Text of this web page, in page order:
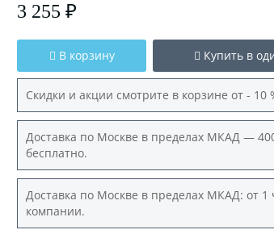
3 255 ₽
В корзину Купить в
Скидки и акции смотрите в корзине от - 10
Доставка по Москве в пределах МКАД —
бесплатно.
Доставка по Москве в пределах МКАД: от 1
компании.